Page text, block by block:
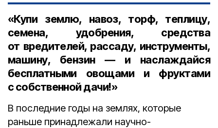
«Купи землю, навоз, торф, теплицу,
семена, удобрения, средства
от вредителей, рассаду, инструменты,
машину, бензин — и наслаждайся
бесплатными овощами и фруктами
с собственной дачи!»
В последние годы на землях, которые
раньше принадлежали научно-